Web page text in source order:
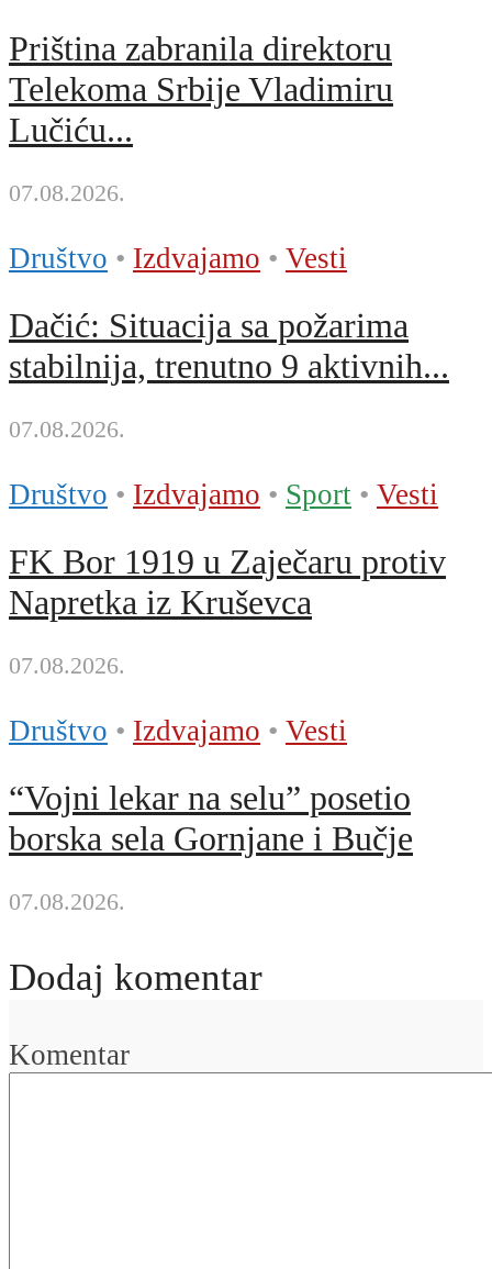
Priština zabranila direktoru
Telekoma Srbije Vladimiru
Lučiću...
07.08.2026.
Društvo • Izdvajamo • Vesti
Dačić: Situacija sa požarima
stabilnija, trenutno 9 aktivnih...
07.08.2026.
Društvo • Izdvajamo • Sport • Vesti
FK Bor 1919 u Zaječaru protiv
Napretka iz Kruševca
07.08.2026.
Društvo • Izdvajamo • Vesti
“Vojni lekar na selu” posetio
borska sela Gornjane i Bučje
07.08.2026.
Dodaj komentar
Komentar